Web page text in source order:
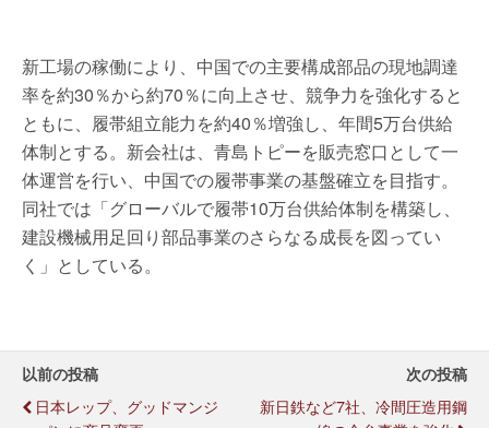
新工場の稼働により、中国での主要構成部品の現地調達
率を約30％から約70％に向上させ、競争力を強化すると
ともに、履帯組立能力を約40％増強し、年間5万台供給
体制とする。新会社は、青島トピーを販売窓口として一
体運営を行い、中国での履帯事業の基盤確立を目指す。
同社では「グローバルで履帯10万台供給体制を構築し、
建設機械用足回り部品事業のさらなる成長を図ってい
く」としている。
以前の投稿
日本レップ、グッドマンジ
次の投稿
新日鉄など7社、冷間圧造用鋼